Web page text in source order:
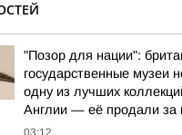
"Позор для нации":
государственные музеи
одну из лучших
Англии — её продали за
03:12